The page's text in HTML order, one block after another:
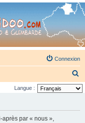
la communauté.
Connexion
e
h
Langue :
après par « nous »,